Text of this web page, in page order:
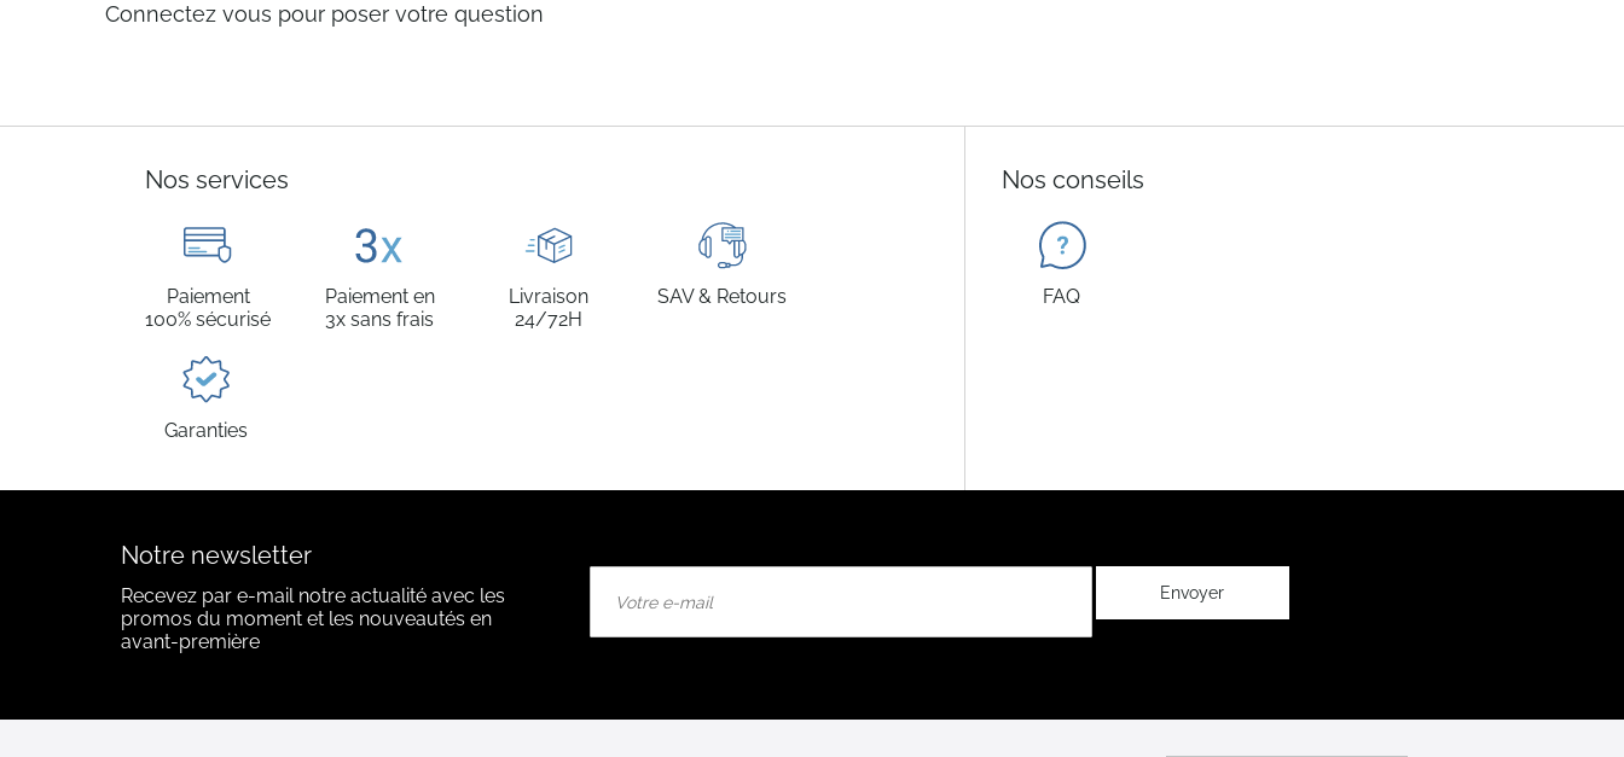
Connectez vous pour poser votre question
Nos services
Paiement
100% sécurisé
Paiement en
3x sans frais
Livraison
24/72H
SAV & Retours
Garanties
Nos conseils
FAQ
Notre newsletter
Recevez par e-mail notre actualité avec les
promos du moment et les nouveautés en
avant-première
notre
:
Envoyer